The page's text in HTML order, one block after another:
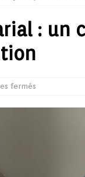
: un
fermés